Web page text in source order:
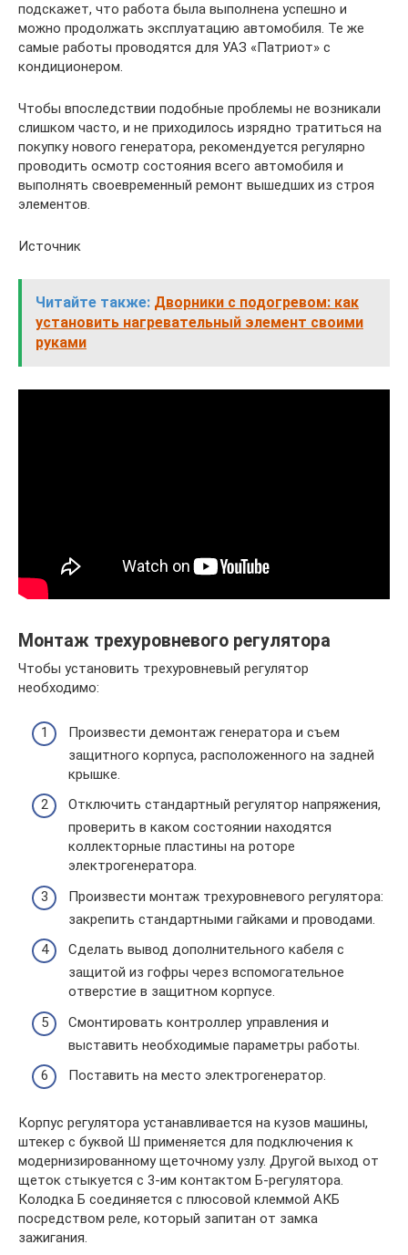
подскажет, что работа была выполнена успешно и
можно продолжать эксплуатацию автомобиля. Те же
самые работы проводятся для УАЗ «Патриот» с
кондиционером.
Чтобы впоследствии подобные проблемы не возникали
слишком часто, и не приходилось изрядно тратиться на
покупку нового генератора, рекомендуется регулярно
проводить осмотр состояния всего автомобиля и
выполнять своевременный ремонт вышедших из строя
элементов.
Источник
Читайте также: Дворники с подогревом: как
установить нагревательный элемент своими
руками
Монтаж трехуровневого регулятора
Чтобы установить трехуровневый регулятор
необходимо:
Произвести демонтаж генератора и съем
защитного корпуса, расположенного на задней
крышке.
Отключить стандартный регулятор напряжения,
проверить в каком состоянии находятся
коллекторные пластины на роторе
электрогенератора.
Произвести монтаж трехуровневого регулятора:
закрепить стандартными гайками и проводами.
Сделать вывод дополнительного кабеля с
защитой из гофры через вспомогательное
отверстие в защитном корпусе.
Смонтировать контроллер управления и
выставить необходимые параметры работы.
Поставить на место электрогенератор.
Корпус регулятора устанавливается на кузов машины,
штекер с буквой Ш применяется для подключения к
модернизированному щеточному узлу. Другой выход от
щеток стыкуется с 3-им контактом Б-регулятора.
Колодка Б соединяется с плюсовой клеммой АКБ
посредством реле, который запитан от замка
зажигания.